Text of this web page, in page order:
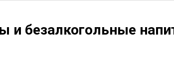
и безалкогольные